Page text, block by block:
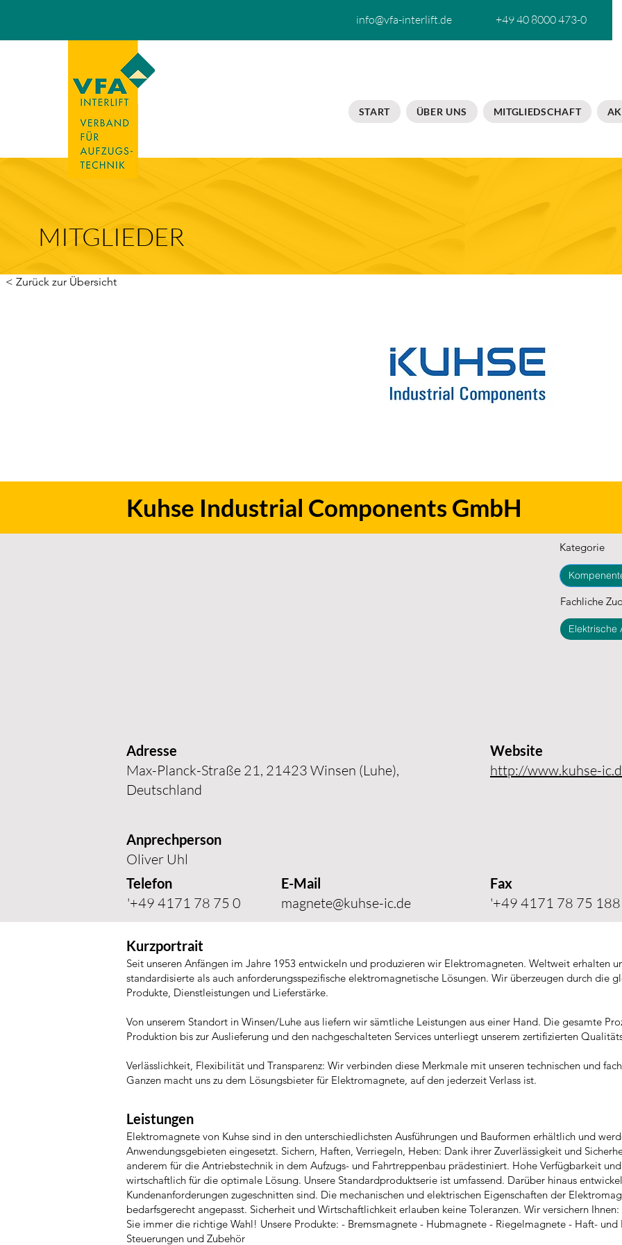
info@vfa-interlift.de +49 40 8000 473-0
START ÜBER UNS MITGLIEDSCHAFT
MITGLIEDER
Kuhse Industrial Components GmbH
< Zurück zur Übersicht
Kategorie
Fachliche
Elektrische
Adresse
Max-Planck-Straße 21, 21423 Winsen (Luhe),
Deutschland
Website
http://www.kuhse-
Anprechperson
Oliver Uhl
Telefon
'+49 4171 78 75 0
E-Mail
magnete@kuhse-ic.de
Fax
'+49 4171 78 75 188
Kurzportrait
Seit unseren Anfängen im Jahre 1953 entwickeln und produzieren wir Elektromagneten. Weltweit erhalten
standardisierte als auch anforderungsspezifische elektromagnetische Lösungen. Wir überzeugen durch die
Produkte, Dienstleistungen und Lieferstärke.
Von unserem Standort in Winsen/Luhe aus liefern wir sämtliche Leistungen aus einer Hand. Die gesamte
Produktion bis zur Auslieferung und den nachgeschalteten Services unterliegt unserem zertifizierten
Verlässlichkeit, Flexibilität und Transparenz: Wir verbinden diese Merkmale mit unseren technischen und
Ganzen macht uns zu dem Lösungsbieter für Elektromagnete, auf den jederzeit Verlass ist.
Leistungen
Elektromagnete von Kuhse sind in den unterschiedlichsten Ausführungen und Bauformen erhältlich und
Anwendungsgebieten eingesetzt. Sichern, Haften, Verriegeln, Heben: Dank ihrer Zuverlässigkeit und
anderem für die Antriebstechnik in dem Aufzugs- und Fahrtreppenbau prädestiniert. Hohe Verfügbarkeit
wirtschaftlich für die optimale Lösung. Unsere Standardproduktserie ist umfassend. Darüber hinaus
Kundenanforderungen zugeschnitten sind. Die mechanischen und elektrischen Eigenschaften der
bedarfsgerecht angepasst. Sicherheit und Wirtschaftlichkeit erlauben keine Toleranzen. Wir versichern
Sie immer die richtige Wahl! Unsere Produkte: - Bremsmagnete - Hubmagnete - Riegelmagnete - Haft- und
Steuerungen und Zubehör